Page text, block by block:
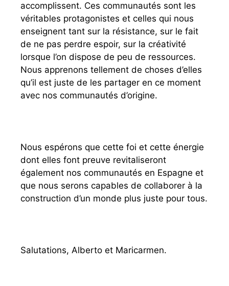
accomplissent. Ces communautés sont les
véritables protagonistes et celles qui nous
enseignent tant sur la résistance, sur le fait
de ne pas perdre espoir, sur la créativité
lorsque l’on dispose de peu de ressources.
Nous apprenons tellement de choses d’elles
qu’il est juste de les partager en ce moment
avec nos communautés d’origine.
Nous espérons que cette foi et cette énergie
dont elles font preuve revitaliseront
également nos communautés en Espagne et
que nous serons capables de collaborer à la
construction d’un monde plus juste pour tous.
Salutations, Alberto et Maricarmen.